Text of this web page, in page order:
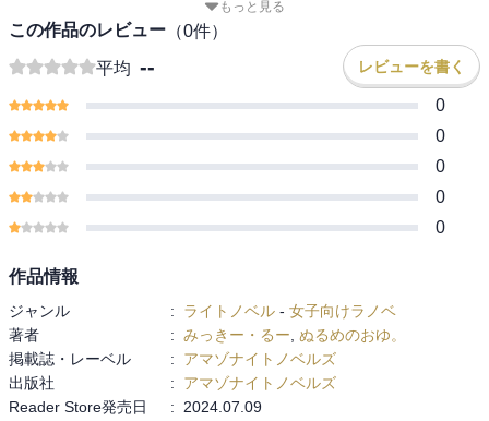
もっと見る
この作品のレビュー （0件）
平均 -- レビューを書く
0
0
0
0
0
作品情報
ジャンル : ライトノベル - 女子向けラノベ
著者
: みっきー・るー ぬるめのおゆ。
掲載誌・レーベル
:
アマゾナイトノベルズ
出版社
:
アマゾナイトノベルズ
Reader Store発売日
: 2024.07.09